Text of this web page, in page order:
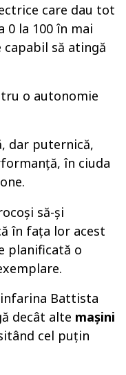
care dau tot
0 la 100 în mai
capabil să atingă
o autonomie
dar puternică,
în ciuda
să-și
în fața lor acest
planificată o
Battista
decât alte mașini
cel puțin